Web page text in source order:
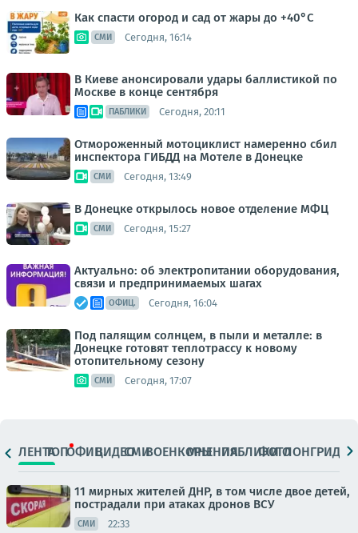
Как спасти огород и сад от жары до +40°C
СМИ Сегодня, 16:14
В Киеве анонсировали удары баллистикой по
Москве в конце сентября
ПАБЛИКИ Сегодня, 20:11
Отмороженный мотоциклист намеренно сбил
инспектора ГИБДД на Мотеле в Донецке
СМИ Сегодня, 13:49
В Донецке открылось новое отделение МФЦ
СМИ Сегодня, 15:27
Актуально: об электропитании оборудования,
связи и предпринимаемых шагах
ОФИЦ. Сегодня, 16:04
Под палящим солнцем, в пыли и металле: в
Донецке готовят теплотрассу к новому
отопительному сезону
СМИ Сегодня, 17:07
ЛЕНТАТОПОФИЦ.ВИДЕОСМИВОЕНКОРЫМНЕНИЯПАБЛИКИ
ФОТОЛОНГРИДЫ
11 мирных жителей ДНР, в том числе двое детей,
пострадали при атаках дронов ВСУ
СМИ 22:33